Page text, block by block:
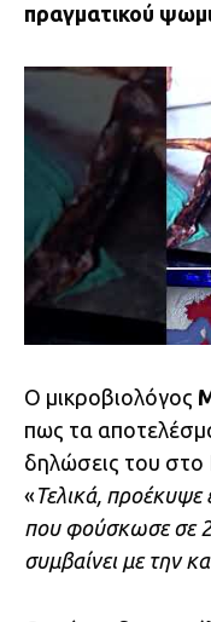
πραγματικού
Ο μικροβιολόγος
πως τα
δηλώσεις του στο
« Τελικά, προέκυψε
που φούσκωσε σε
συμβαίνει με την